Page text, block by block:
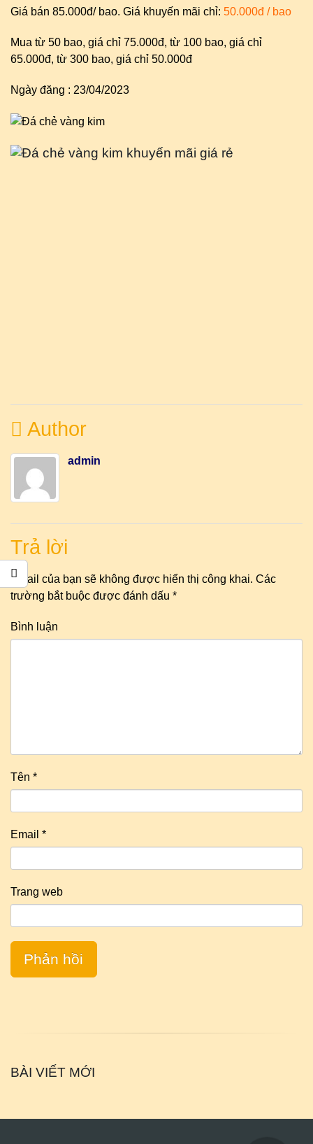
Giá bán 85.000đ/ bao. Giá khuyến mãi chỉ: 50.000đ / bao
Mua từ 50 bao, giá chỉ 75.000đ, từ 100 bao, giá chỉ
65.000đ, từ 300 bao, giá chỉ 50.000đ
Ngày đăng : 23/04/2023
Author
admin
Trả lời
Email của bạn sẽ không được hiển thị công khai. Các
trường bắt buộc được đánh dấu *
Bình luận
Tên *
Email *
Trang web
BÀI VIẾT MỚI